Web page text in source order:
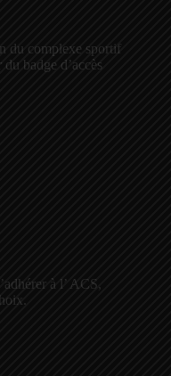
du complexe sportif
badge d’accès
à l’ ACS,